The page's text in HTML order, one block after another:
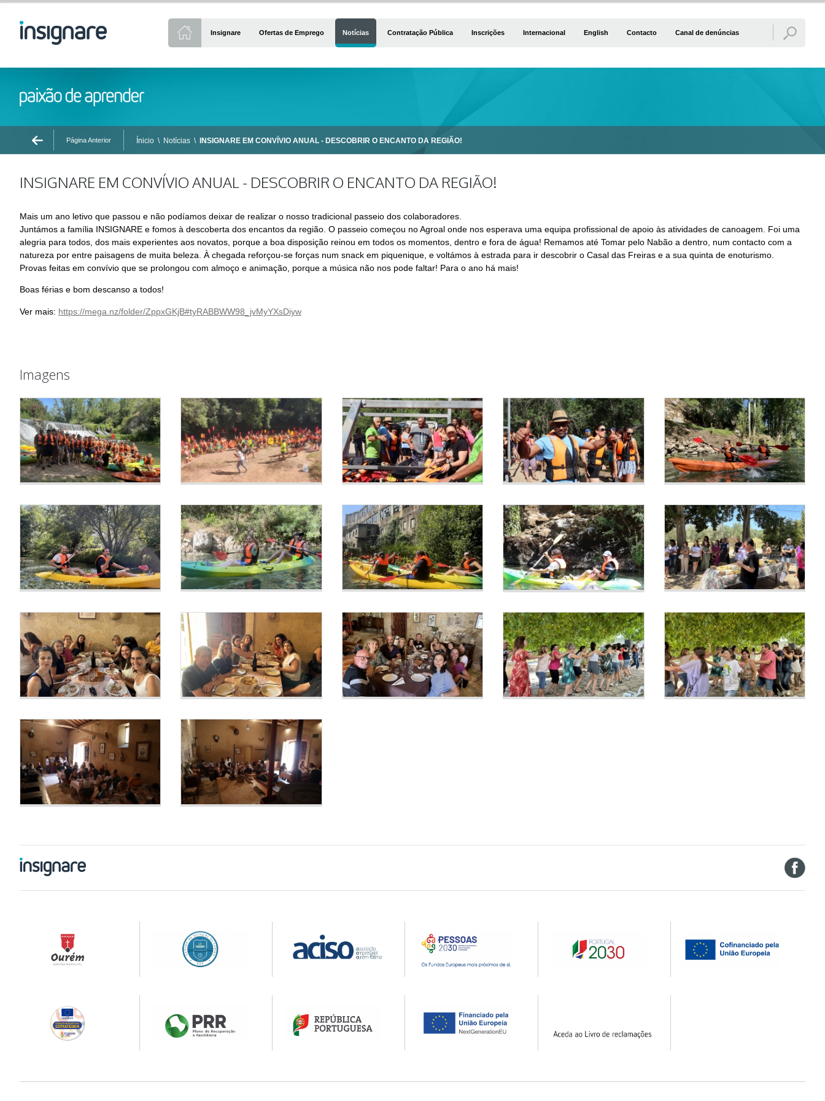
Insignare Ofertas de Emprego Notícias Contratação Pública Inscrições Internacional English Contacto Canal de denúncias
Página Anterior Ínicio \ Notícias \ INSIGNARE EM CONVÍVIO ANUAL - DESCOBRIR O ENCANTO DA REGIÃO!
INSIGNARE EM CONVÍVIO ANUAL - DESCOBRIR O ENCANTO DA REGIÃO!
Mais um ano letivo que passou e não podíamos deixar de realizar o nosso tradicional passeio dos colaboradores.
Juntámos a família INSIGNARE e fomos à descoberta dos encantos da região. O passeio começou no Agroal onde nos esperava uma equipa profissional de apoio às atividades de canoagem. Foi uma
alegria para todos, dos mais experientes aos novatos, porque a boa disposição reinou em todos os momentos, dentro e fora de água! Remamos até Tomar pelo Nabão a dentro, num contacto com a
natureza por entre paisagens de muita beleza. À chegada reforçou-se forças num snack em piquenique, e voltámos à estrada para ir descobrir o Casal das Freiras e a sua quinta de enoturismo.
Provas feitas em convívio que se prolongou com almoço e animação, porque a música não nos pode faltar! Para o ano há mais!
Boas férias e bom descanso a todos!
Ver mais: https://mega.nz/folder/ZppxGKjB#tyRABBWW98_jvMyYXsDiyw
Imagens